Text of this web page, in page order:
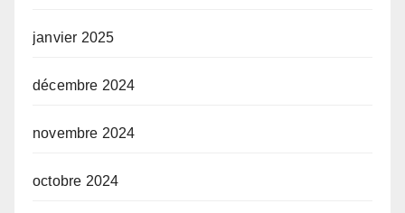
janvier 2025
décembre 2024
novembre 2024
octobre 2024